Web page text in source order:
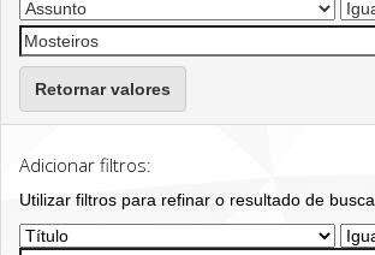
Retornar valores
Adicionar filtros:
Utilizar filtros para refinar o resultado de busca.